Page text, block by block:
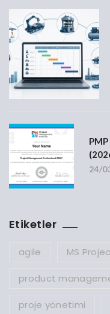
24/
Etiketler
agile MS
product
proje yönetimi